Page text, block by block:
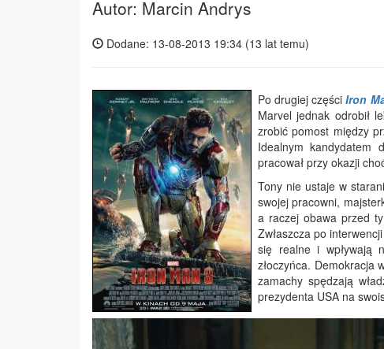
Autor: Marcin Andrys
Dodane: 13-08-2013 19:34 (13 lat temu)
Po drugiej częściIron
Marvel jednak odrobił
zrobić pomost między
Idealnym kandydatem
pracował przy okazji
Tony nie ustaje w
swojej pracowni,
a raczej obawa przed
Zwłaszcza po
się realne i wpływają
złoczyńca. Demokracja
zamachy spędzają
prezydenta USA na